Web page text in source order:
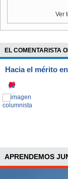
Ver
EL COMENTARISTA
Hacia el mérito
APRENDEMOS